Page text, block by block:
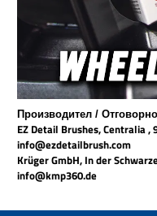
Производител /
EZ Detail Brushes, Centralia ,
info@ezdetailbrush.com
Krüger GmbH, In der
info@kmp360.de